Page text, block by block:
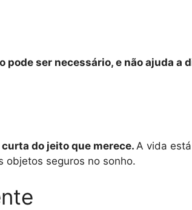
ser necessário, e não ajuda a
do jeito que merece. A vida
objetos seguros no sonho.